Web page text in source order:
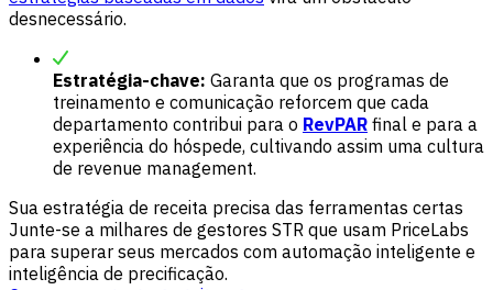
desnecessário.
Estratégia-chave: Garanta que os programas de
treinamento e comunicação reforcem que cada
departamento contribui para o RevPAR final e para a
experiência do hóspede, cultivando assim uma cultura
de revenue management.
Sua estratégia de receita precisa das ferramentas certas
Junte-se a milhares de gestores STR que usam PriceLabs
para superar seus mercados com automação inteligente e
inteligência de precificação.